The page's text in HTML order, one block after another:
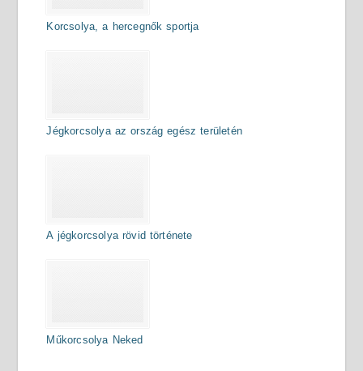
Korcsolya, a hercegnők sportja
Jégkorcsolya az ország egész területén
A jégkorcsolya rövid története
Műkorcsolya Neked